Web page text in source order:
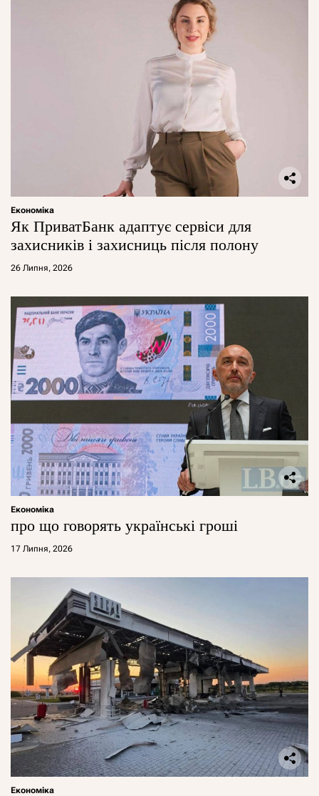
Економіка
Як ПриватБанк адаптує сервіси для
захисників і захисниць після полону
26 Липня, 2026
Економіка
про що говорять українські гроші
17 Липня, 2026
Економіка